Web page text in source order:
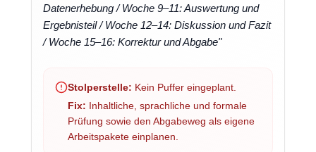
Datenerhebung / Woche 9–11: Auswertung und
Ergebnisteil / Woche 12–14: Diskussion und Fazit
/ Woche 15–16: Korrektur und Abgabe"
Stolperstelle: Kein Puffer eingeplant.
Fix: Inhaltliche, sprachliche und formale
Prüfung sowie den Abgabeweg als eigene
Arbeitspakete einplanen.